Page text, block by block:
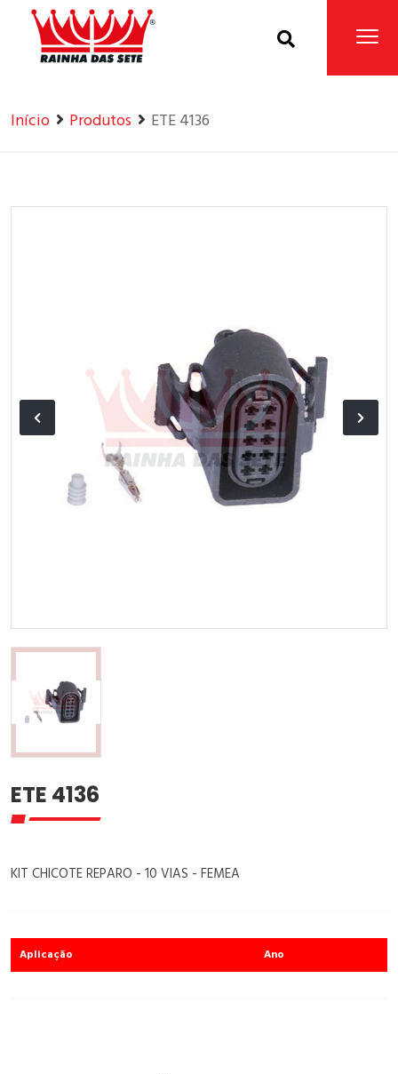
Home Produtos
Início Produtos ETE 4136
ETE 4136
KIT CHICOTE REPARO - 10 VIAS - FEMEA
Aplicação Ano